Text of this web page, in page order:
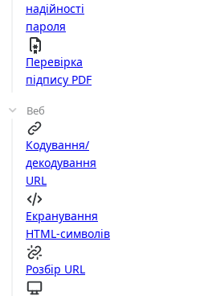
надійності
пароля
Перевірка
підпису PDF
Веб
Кодування/
декодування
URL
Екранування
HTML-символів
Розбір URL